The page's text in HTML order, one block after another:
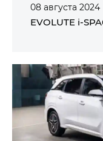
08 августа 2024
EVOLUTE